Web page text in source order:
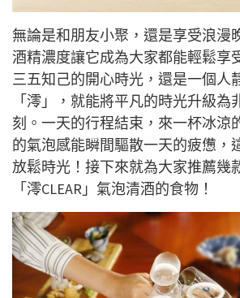
無論是和朋友小聚，還是享受浪漫
酒精濃度讓它成為大家都能輕鬆享
三五知己的開心時光，還是一個人
「澪」，就能將平凡的時光升級為
刻。一天的行程結束，來一杯冰涼
的氣泡感能瞬間驅散一天的疲憊，
放鬆時光！接下來就為大家推薦幾
「澪CLEAR」氣泡清酒的食物！